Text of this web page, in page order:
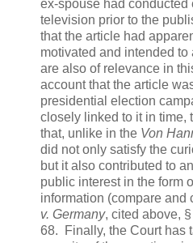
ex-spouse had conducted
television prior to the
that the article had
motivated and intended to
are also of relevance in
account that the article
presidential election
closely linked to it in time,
that, unlike in the Von
did not only satisfy the
but it also contributed to
public interest in the form
information (compare and
v. Germany, cited above, §
68. Finally, the Court has